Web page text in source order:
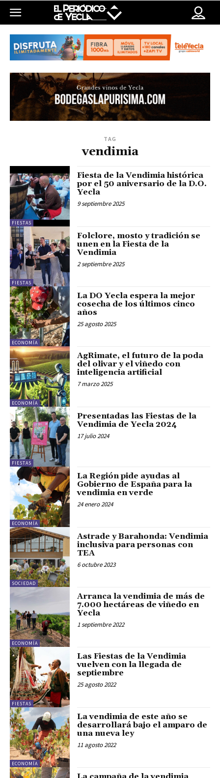
TAG
vendimia
FIESTAS
Fiesta de la Vendimia histórica
por el 50 aniversario de la D.O.
Yecla
9 septiembre 2025
FIESTAS
Folclore, mosto y tradición se
unen en la Fiesta de la
Vendimia
2 septiembre 2025
ECONOMÍA
La DO Yecla espera la mejor
cosecha de los últimos cinco
años
25 agosto 2025
ECONOMÍA
AgRimate, el futuro de la poda
del olivar y el viñedo con
inteligencia artificial
7 marzo 2025
FIESTAS
Presentadas las Fiestas de la
Vendimia de Yecla 2024
17 julio 2024
ECONOMÍA
La Región pide ayudas al
Gobierno de España para la
vendimia en verde
24 enero 2024
SOCIEDAD
Astrade y Barahonda: Vendimia
inclusiva para personas con
TEA
6 octubre 2023
ECONOMÍA
Arranca la vendimia de más de
7.000 hectáreas de viñedo en
Yecla
1 septiembre 2022
FIESTAS
Las Fiestas de la Vendimia
vuelven con la llegada de
septiembre
25 agosto 2022
ECONOMÍA
La vendimia de este año se
desarrollará bajo el amparo de
una nueva ley
11 agosto 2022